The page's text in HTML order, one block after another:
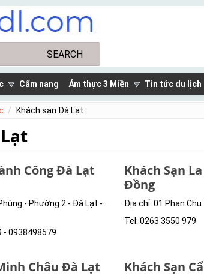
Cẩm nang Ảm thực 3 Miền Tin tức du lịch
Khách sạn Đà Lạt
Công Đà Lạt
- Phường 2 - Đà Lạt -
- 0938498579
Khách Sạn
Đồng
Địa chỉ: 01 Phan
Tel: 0263 3550 979
Châu Đà Lạt
Khách Sạn